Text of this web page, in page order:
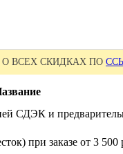
ВСЕХ СКИДКАХ ПО
СДЭК и
при заказе от 3 500